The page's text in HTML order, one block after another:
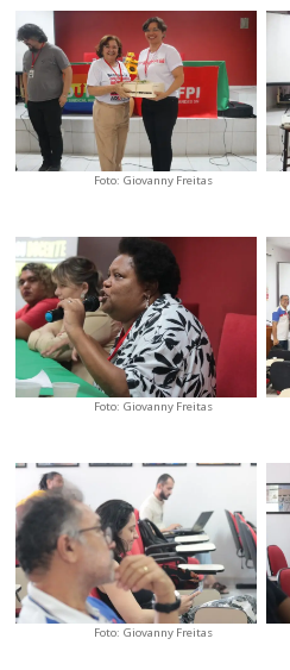
Foto: Giovanny Freitas
Foto: Giovanny Freitas
Foto: Giovanny Freitas